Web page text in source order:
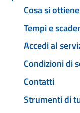
Cosa si ottiene
Tempi e
Accedi al
Condizioni di
Contatti
Strumenti di